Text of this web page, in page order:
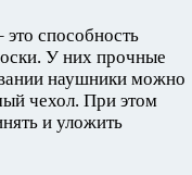
способность
У них прочные
наушники можно
чехол. При этом
и уложить